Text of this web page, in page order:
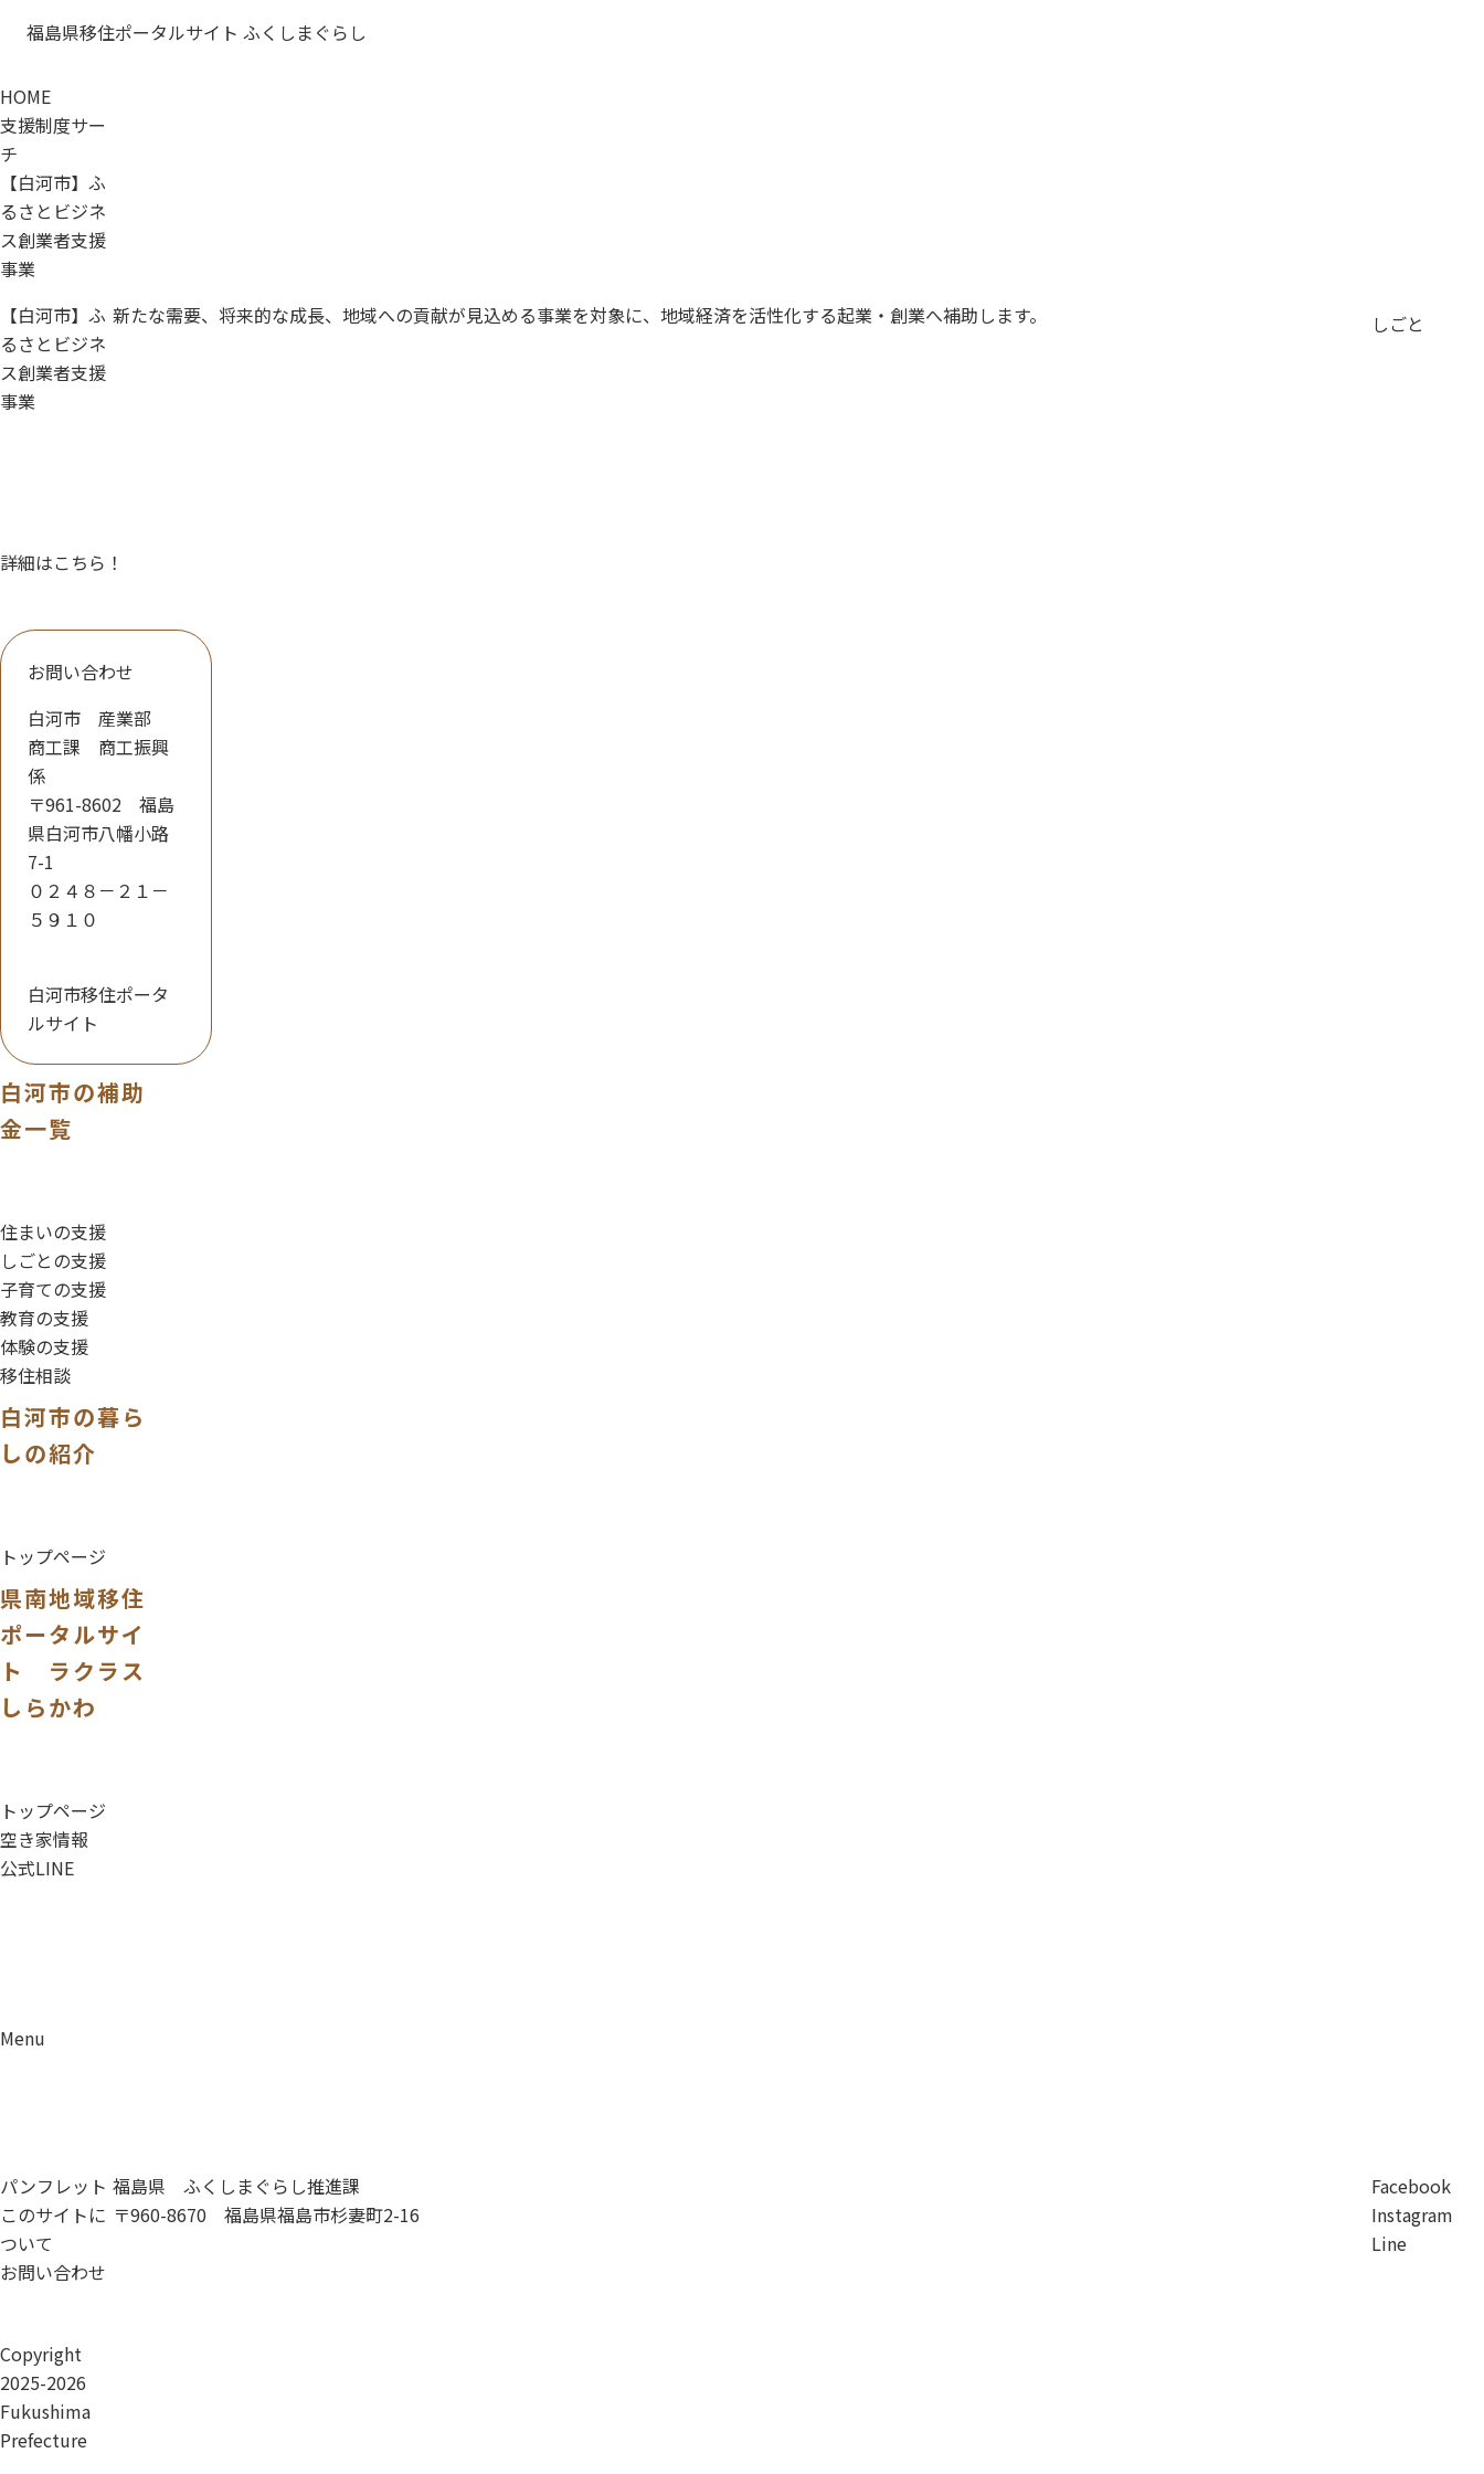
福島県移住ポータルサイト ふくしまぐらし
HOME
支援制度サー
チ
【白河市】ふ
るさとビジネ
ス創業者支援
事業
【白河市】ふ
るさとビジネ
ス創業者支援
事業
新たな需要、将来的な成長、地域への貢献が見込める事業を対象に、地域経済を活性化する起業・創業へ補助します。 しごと
詳細はこちら！
お問い合わせ
白河市 産業部
商工課 商工振興
係
〒961-8602 福島
県白河市八幡小路
7-1
０２４８－２１－
５９１０
白河市移住ポータ
ルサイト
白河市の補助
金一覧
住まいの支援
しごとの支援
子育ての支援
教育の支援
体験の支援
移住相談
白河市の暮ら
しの紹介
トップページ
県南地域移住
ポータルサイ
ト ラクラス
しらかわ
トップページ
空き家情報
公式LINE
Menu
パンフレット
このサイトに
ついて
お問い合わせ
福島県 ふくしまぐらし推進課
〒960-8670 福島県福島市杉妻町2-16
Facebook
Instagram
Line
Copyright
2025-2026
Fukushima
Prefecture